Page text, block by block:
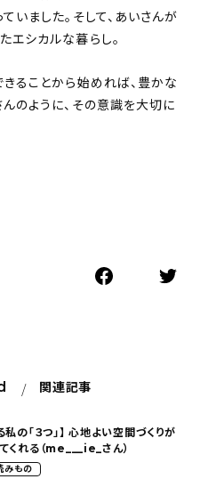
いました。そして、あいさんが
エシカルな暮らし。
ることから始めれば、豊かな
のように、その意識を大切に
関連記事
の「３つ」】 心地よい空間づくりが
くれる（me___ie_さん）
みもの